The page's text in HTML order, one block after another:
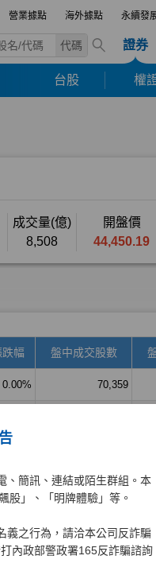
營業據點 海外據點 永續發
代碼 證券
台股 權
、簡訊、連結或陌生群組。本
股」、「明牌體驗」等。
義之行為，請洽本公司反詐騙
內政部警政署165反詐騙諮詢